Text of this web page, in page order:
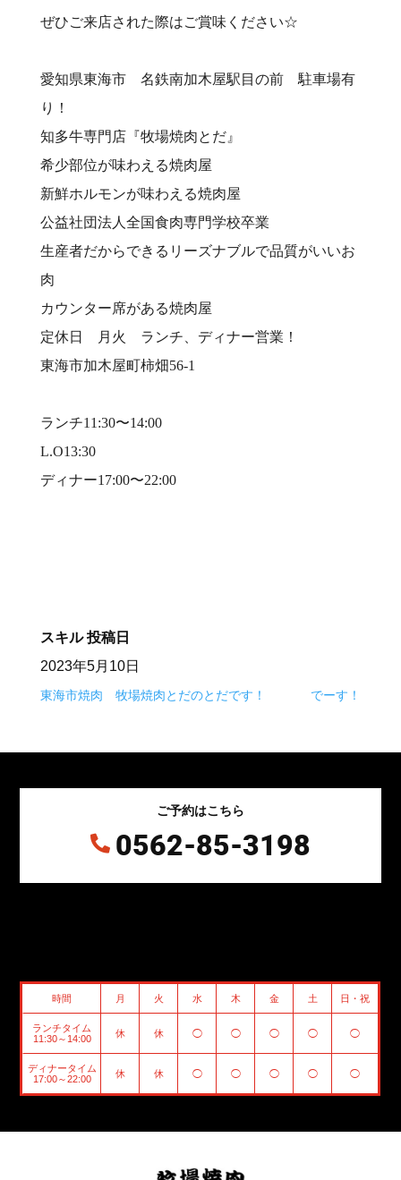
ぜひご来店された際はご賞味ください☆
愛知県東海市 名鉄南加木屋駅目の前 駐車場有
り！⠀
知多牛専門店『牧場焼肉とだ』⠀
希少部位が味わえる焼肉屋⠀
新鮮ホルモンが味わえる焼肉屋⠀
公益社団法人全国食肉専門学校卒業⠀
生産者だからできるリーズナブルで品質がいいお
肉⠀
カウンター席がある焼肉屋⠀
定休日 月火 ランチ、ディナー営業！⠀
東海市加木屋町柿畑56-1⠀
ランチ11:30〜14:00⠀
L.O13:30⠀
ディナー17:00〜22:00⠀
スキル 投稿日
2023年5月10日
東海市焼肉 牧場焼肉とだのとだです！ でーす！
ご予約はこちら
 0562-85-3198
時間 月 火 水 木 金 土 日・祝
ランチタイム
11:30～14:00
休 休 ◯ ◯ ◯ ◯ ◯
ディナータイム
17:00～22:00
休 休 ◯ ◯ ◯ ◯ ◯